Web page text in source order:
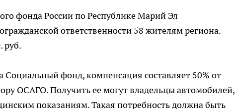
фонда России по Республике Марий Эл
ответственности 58 жителям региона.
руб.
фонд, компенсация составляет 50% от
ОСАГО. Получить ее могут владельцы автомобилей,
показаниям. Такая потребность должна быть